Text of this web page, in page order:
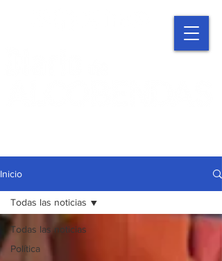
Inicio
Todas las noticias
Política
Todas las noticias